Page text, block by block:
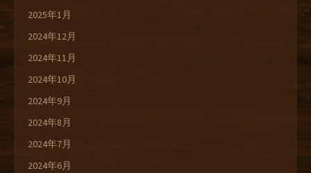
2025年1月
2024年12月
2024年11月
2024年10月
2024年9月
2024年8月
2024年7月
2024年6月